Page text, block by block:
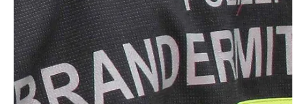
der Verteilung der Jubiläumsfeierlichkeiten auf das ganze Jahr
darf ein...